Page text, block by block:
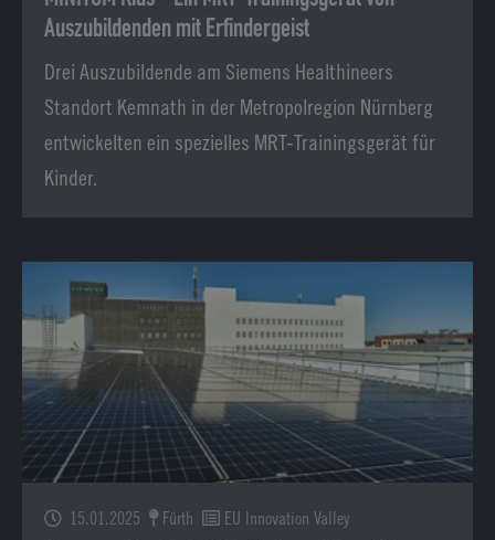
Auszubildenden mit Erfindergeist
Drei Auszubildende am Siemens Healthineers
Standort Kemnath in der Metropolregion Nürnberg
entwickelten ein spezielles MRT-Trainingsgerät für
Kinder.
15.01.2025 Fürth EU Innovation Valley